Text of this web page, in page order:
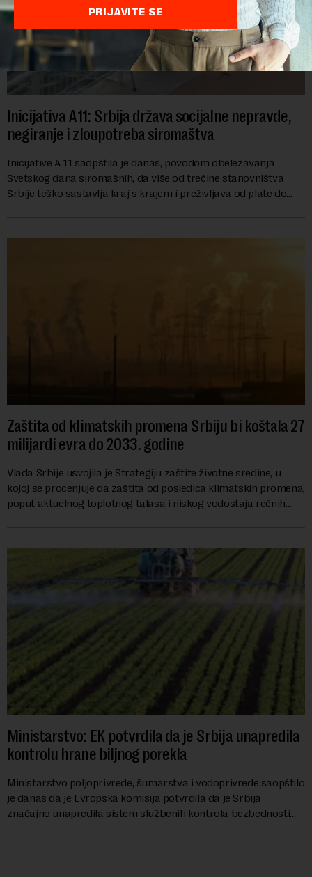
Inicijativa A11: Srbija država socijalne nepravde,
negiranje i zloupotreba siromaštva
Inicijative A 11 saopštila je danas, povodom obeležavanja
Svetskog dana siromašnih, da više od trećine stanovništva
Srbije teško sastavlja kraj s krajem i preživljava od plate do
Zaštita od klimatskih promena Srbiju bi koštala 27
milijardi evra do 2033. godine
Vlada Srbije usvojila je Strategiju zaštite životne sredine, u
kojoj se procenjuje da zaštita od posledica klimatskih promena,
poput aktuelnog toplotnog talasa i niskog vodostaja rečnih
Ministarstvo: EK potvrdila da je Srbija unapredila
kontrolu hrane biljnog porekla
Ministarstvo poljoprivrede, šumarstva i vodoprivrede saopštilo
je danas da je Evropska komisija potvrdila da je Srbija
značajno unapredila sistem službenih kontrola bezbednosti
PRIJAVITE SE